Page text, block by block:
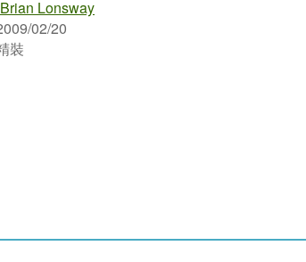
Brian Lonsway
02/20
裝